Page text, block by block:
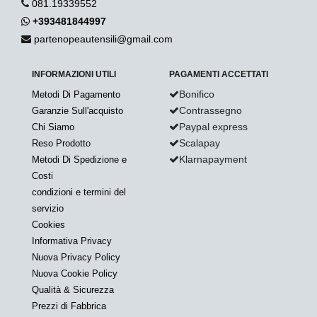
081.19339552
+393481844997
partenopeautensili@gmail.com
INFORMAZIONI UTILI
Metodi Di Pagamento
Garanzie Sull'acquisto
Chi Siamo
Reso Prodotto
Metodi Di Spedizione e
Costi
condizioni e termini del
servizio
Cookies
Informativa Privacy
Nuova Privacy Policy
Nuova Cookie Policy
Qualità & Sicurezza
Prezzi di Fabbrica
PAGAMENTI ACCETTATI
Bonifico
Contrassegno
Paypal express
Scalapay
Klarnapayment